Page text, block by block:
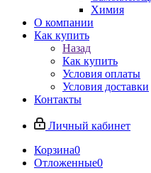
Химия
О компании
Как купить
Назад
Как купить
Условия оплаты
Условия доставки
Контакты
Личный кабинет
Корзина0
Отложенные0